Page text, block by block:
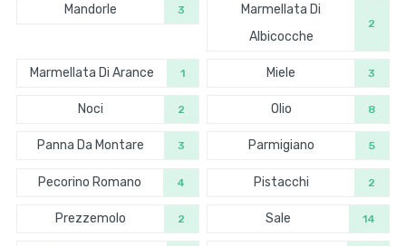
Mandorle 3
Marmellata Di
Albicocche
2
Marmellata Di Arance 1 Miele 3
Noci 2 Olio 8
Panna Da Montare 3 Parmigiano 5
Pecorino Romano 4 Pistacchi 2
Prezzemolo 2 Sale 14